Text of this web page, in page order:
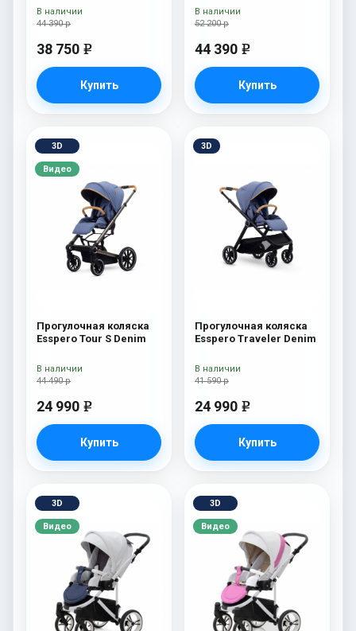
44 390 р
38 750 e
Купить
В наличии
52 200 р
44 390 e
Купить
В наличии
3D
Видео
Прогулочная коляска
Esspero Tour S Denim
44 490 р
24 990 e
Купить
В наличии
3D
Прогулочная коляска
Esspero Traveler Denim
41 590 р
24 990 e
Купить
В наличии
3D
Видео
3D
Видео